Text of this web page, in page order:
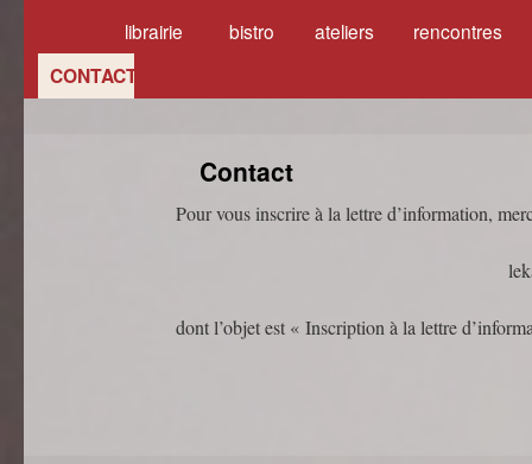
contenu
librairie
bistro
ateliers
rencontres
CONTACT
Contact
Pour vous inscrire à la lettre d’information,
dont l’objet est « Inscription à la lettre